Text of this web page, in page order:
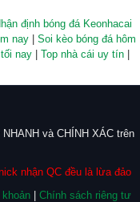
định bóng đá Keonhacai
nay | Soi kèo bóng đá hôm
nay | Top nhà cái uy tín |
và CHÍNH XÁC trên
nhận QC đều là lừa đảo
| Chính sách riêng tư